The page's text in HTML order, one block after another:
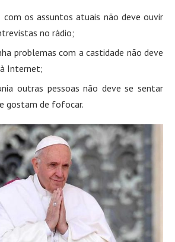
os assuntos atuais não deve ouvir
no rádio;
problemas com a castidade não deve
Internet;
outras pessoas não deve se sentar
gostam de fofocar.